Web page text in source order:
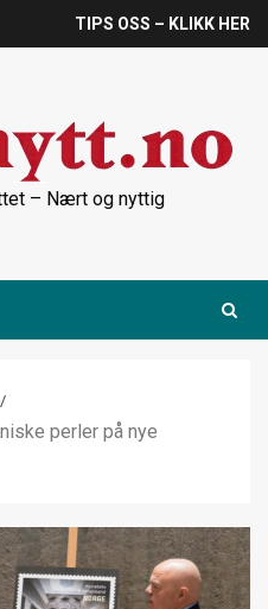
TIPS OSS – KLIKK HER
– Nært og nyttig
perler på nye